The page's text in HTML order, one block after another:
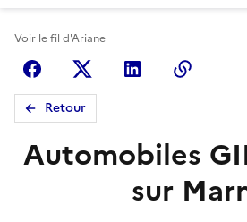
Voir le fil d'Ariane
FacebookX (anciennement
Linkedin
Retour
Automobiles
sur